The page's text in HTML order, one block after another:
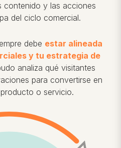
contenido y las acciones
del ciclo comercial.
debe estar alineada
y tu estrategia de
analiza qué visitantes
para convertirse en
o servicio.